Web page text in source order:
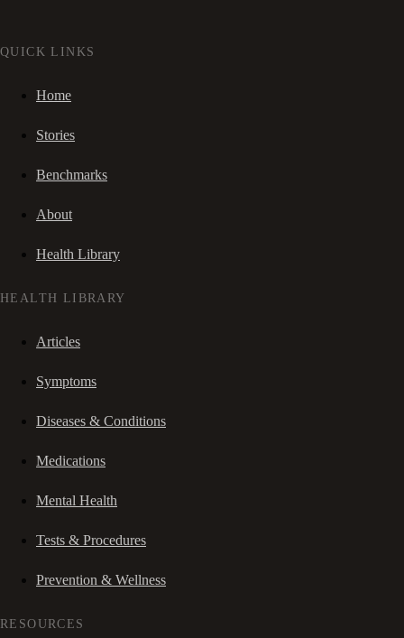
QUICK LINKS
Home
Stories
Benchmarks
About
Health Library
HEALTH LIBRARY
Articles
Symptoms
Diseases & Conditions
Medications
Mental Health
Tests & Procedures
Prevention & Wellness
RESOURCES